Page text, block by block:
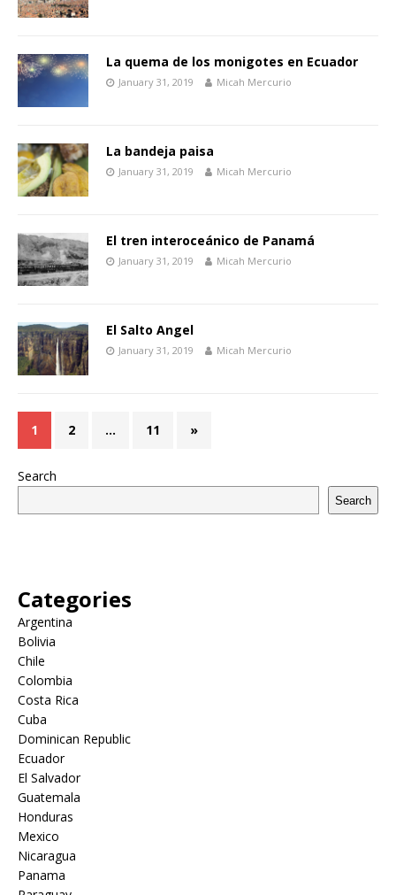
La quema de los monigotes en Ecuador
January 31, 2019 Micah Mercurio
La bandeja paisa
January 31, 2019 Micah Mercurio
El tren interoceánico de Panamá
January 31, 2019 Micah Mercurio
El Salto Angel
January 31, 2019 Micah Mercurio
1 2 … 11 »
Search
Search
Categories
Argentina
Bolivia
Chile
Colombia
Costa Rica
Cuba
Dominican Republic
Ecuador
El Salvador
Guatemala
Honduras
Mexico
Nicaragua
Panama